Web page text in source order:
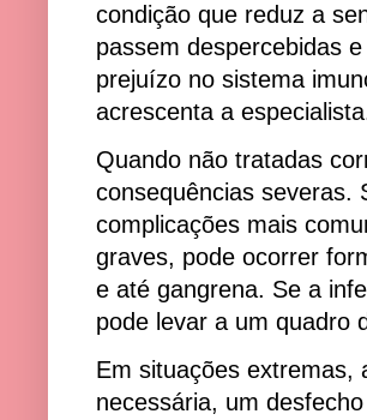
condição que reduz a
passem despercebidas
prejuízo no sistema
acrescenta a
Quando não tratadas
consequências severas.
complicações mais
graves, pode ocorrer
e até gangrena. Se a
pode levar a um quadro
Em situações extremas,
necessária, um